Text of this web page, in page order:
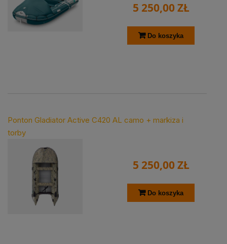
5 250,00 ZŁ
Do koszyka
Ponton Gladiator Active C420 AL camo + markiza i
torby
5 250,00 ZŁ
Do koszyka